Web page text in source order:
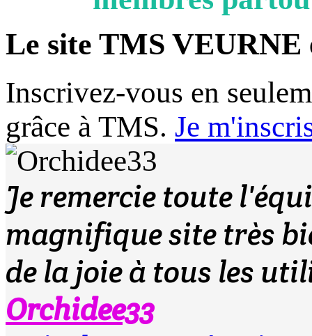
Le site TMS VEURNE
Inscrivez-vous en
grâce à TMS. Je
Je remercie toute
magnifique site très
de la joie à tous les
Orchidee33